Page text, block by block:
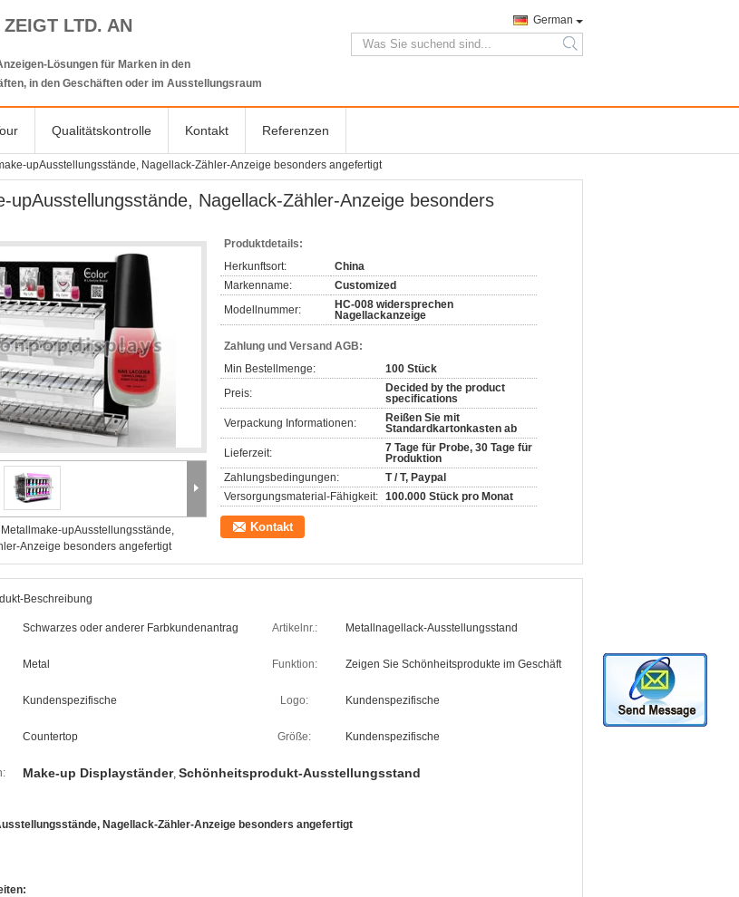
LTD. AN
Lösungen für Marken in den
in den Geschäften oder im Ausstellungsraum
German
search
Qualitätskontrolle Kontakt Referenzen
upAusstellungsstände, Nagellack-Zähler-Anzeige besonders angefertigt
upAusstellungsstände, Nagellack-Zähler-Anzeige besonders
Metallmake-upAusstellungsstände,
Anzeige besonders angefertigt
Produktdetails:
Herkunftsort:
China
Markenname:
Customized
Modellnummer:
HC-008 widersprechen
Nagellackanzeige
Zahlung und Versand AGB:
Min Bestellmenge:
100 Stück
Preis:
Decided by the product
specifications
Verpackung Informationen:
Reißen Sie mit
Standardkartonkasten ab
Lieferzeit:
7 Tage für Probe, 30 Tage für
Produktion
Zahlungsbedingungen:
T / T, Paypal
Versorgungsmaterial-Fähigkeit: 100.000 Stück pro Monat
Kontakt
Beschreibung
Schwarzes oder anderer Farbkundenantrag Artikelnr.: Metallnagellack-Ausstellungsstand
Metal Funktion: Zeigen Sie Schönheitsprodukte im Geschäft
Kundenspezifische Logo: Kundenspezifische
Countertop Größe: Kundenspezifische
Make-up Displayständer, Schönheitsprodukt-Ausstellungsstand
Nagellack-Zähler-Anzeige besonders angefertigt